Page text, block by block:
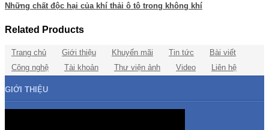
Những chất độc hại của khí thải ô tô trong không khí
Related Products
Trang chủ Giới thiệu Khuyến mãi Tin tức
Bài viết
Công nghệ
Tài khoản Thư viện ảnh Video Liên hệ
GIỚI THIỆU